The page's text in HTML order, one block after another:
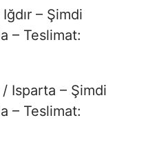
– Şimdi
– Teslimat:
Isparta – Şimdi
– Teslimat: